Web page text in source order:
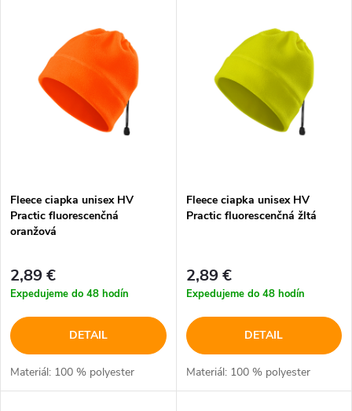
p
o
d
u
Najpredávanejšie
Abecedne
p
r
o
d
u
k
Fleece ciapka unisex HV
Practic fluorescenčná
oranžová
2,89 €
Expedujeme do 48 hodín
DETAIL
Materiál: 100 % polyester
Fleece ciapka unisex HV
Practic fluorescenčná žltá
2,89 €
Expedujeme do 48 hodín
DETAIL
Materiál: 100 % polyester